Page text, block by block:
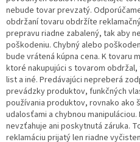
nebude tovar prevzatý.
obdržaní tovaru obdržíte
prepravu riadne zabalený, tak aby
poškodeniu. Chybný alebo
bude vrátená kúpna cena. K tovaru
ktoré nakupujúci s tovarom
list a iné. Predávajúci nepreberá
prevádzky produktov, funkčných
používania produktov, rovnako ako
udalosťami a chybnou
nevzťahuje ani poskytnutá záruka.
reklamáciu prijatý len riadne